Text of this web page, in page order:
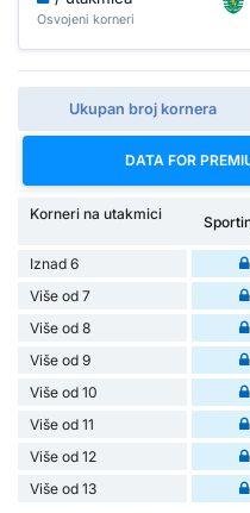
Osvojeni korneri
Ukupan broj kornera
DATA FOR
Korneri na utakmici
Iznad 6
Više od 7
Više od 8
Više od 9
Više od 10
Više od 11
Više od 12
Više od 13